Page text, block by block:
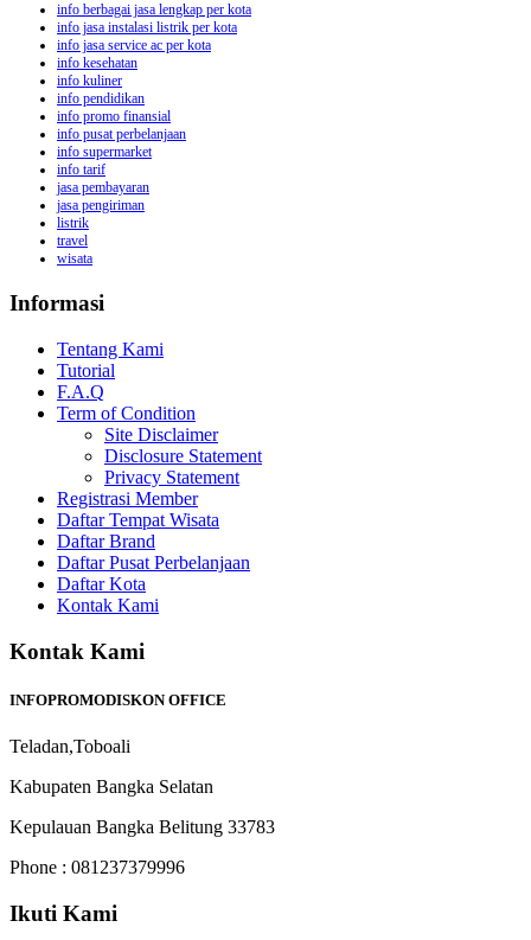
info berbagai jasa lengkap per kota
info jasa instalasi listrik per kota
info jasa service ac per kota
info kesehatan
info kuliner
info pendidikan
info promo finansial
info pusat perbelanjaan
info supermarket
info tarif
jasa pembayaran
jasa pengiriman
listrik
travel
wisata
Informasi
Tentang Kami
Tutorial
F.A.Q
Term of Condition
Site Disclaimer
Disclosure Statement
Privacy Statement
Registrasi Member
Daftar Tempat Wisata
Daftar Brand
Daftar Pusat Perbelanjaan
Daftar Kota
Kontak Kami
Kontak Kami
INFOPROMODISKON OFFICE
Teladan,Toboali
Kabupaten Bangka Selatan
Kepulauan Bangka Belitung 33783
Phone : 081237379996
Ikuti Kami